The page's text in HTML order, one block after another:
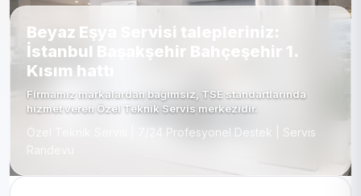
Beyaz Eşya Servisi talepleriniz:
İstanbul Başakşehir Bahçeşehir 1.
Kısım hattı
Firmamız markalardan bağımsız, TSE standartlarında
hizmet veren Özel Teknik Servis merkezidir.
Özel Teknik Servis | 7/24 Profesyonel Destek | Servis